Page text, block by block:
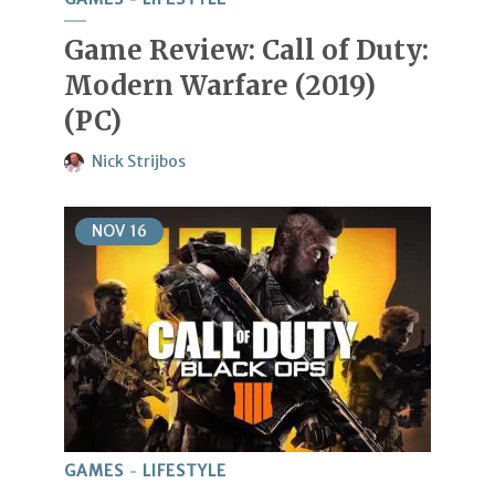
Game Review: Call of Duty:
Modern Warfare (2019)
(PC)
Nick Strijbos
NOV 16
GAMES LIFESTYLE